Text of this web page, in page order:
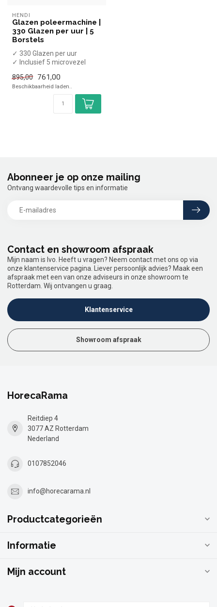
HENDI
Glazen poleermachine |
330 Glazen per uur | 5
Borstels
✓ 330 Glazen per uur
✓ Inclusief 5 microvezel
✓ Breedte 30,5 cm, diep...
895,00 761,00
Beschikbaarheid laden..
Contact en showroom afspraak
Mijn naam is Ivo. Heeft u vragen? Neem contact met ons op via
onze klantenservice pagina. Liever persoonlijk advies? Maak een
afspraak met een van onze adviseurs in onze showroom te
Rotterdam. Wij ontvangen u graag.
Klantenservice
Showroom afspraak
Abonneer je op onze mailing
Ontvang waardevolle tips en informatie
HorecaRama
Reitdiep 4
3077 AZ Rotterdam
Nederland
0107852046
info@horecarama.nl
Productcategorieën
Informatie
Mijn account